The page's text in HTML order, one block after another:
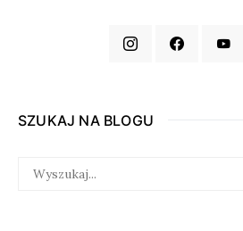
SZUKAJ NA BLOGU
FOR: